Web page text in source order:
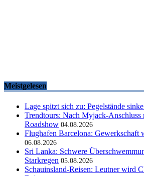
Meistgelesen
Lage spitzt sich zu: Pegelstände
Trendtours: Nach Myjack-Anschluss
Roadshow 04.08.2026
Flughafen Barcelona: Gewerkschaft
06.08.2026
Sri Lanka: Schwere
Starkregen 05.08.2026
Schauinsland-Reisen: Leutner wird